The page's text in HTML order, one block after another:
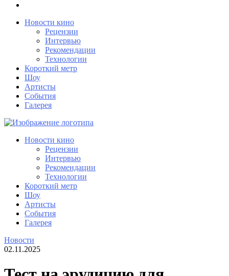
Новости кино
Рецензии
Интервью
Рекомендации
Технологии
Короткий метр
Шоу
Артисты
События
Галерея
Новости кино
Рецензии
Интервью
Рекомендации
Технологии
Короткий метр
Шоу
Артисты
События
Галерея
Новости
02.11.2025